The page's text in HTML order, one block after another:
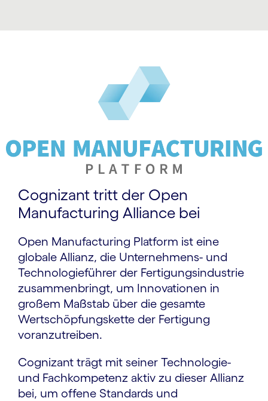
Cognizant tritt der Open
Manufacturing Alliance bei
Open Manufacturing Platform ist eine
globale Allianz, die Unternehmens- und
Technologieführer der Fertigungsindustrie
zusammenbringt, um Innovationen in
großem Maßstab über die gesamte
Wertschöpfungskette der Fertigung
voranzutreiben.
Cognizant trägt mit seiner Technologie-
und Fachkompetenz aktiv zu dieser Allianz
bei, um offene Standards und